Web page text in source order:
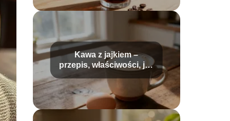
Kawa z jajkiem –
przepis, właściwości, jak